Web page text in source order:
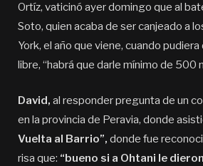
Ortíz, vaticinó ayer domingo que al
Soto, quien acaba de ser canjeado a
York, el año que viene, cuando
libre, “habrá que darle mínimo de 500
David, al responder pregunta de un
en la provincia de Peravia, donde
Vuelta al Barrio”, donde fue
risa que: “bueno si a Ohtani le